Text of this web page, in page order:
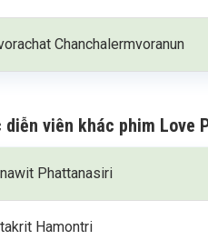
Chanchalermvoranun
diễn viên khác phim Love
Phattanasiri
Hamontri